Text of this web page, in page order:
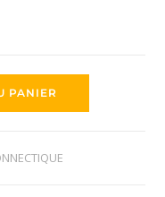
PANIER